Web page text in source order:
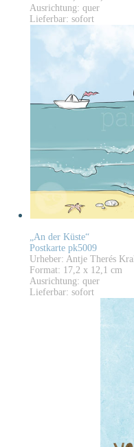
Ausrichtung: quer
Lieferbar: sofort
„An der Küste“
Postkarte pk5009
Urheber: Antje Therés Kral
Format: 17,2 x 12,1 cm
Ausrichtung: quer
Lieferbar: sofort